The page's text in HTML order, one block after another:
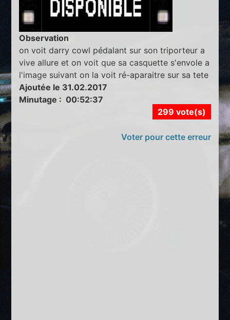
Observation
on voit darry cowl pédalant sur son triporteur a
vive allure et on voit que sa casquette s'envole a
l'image suivant on la voit ré-aparaitre sur sa tete
Ajoutée le 31.02.2017
Minutage : 00:52:37
299 vote(s)
Voter pour cette erreur